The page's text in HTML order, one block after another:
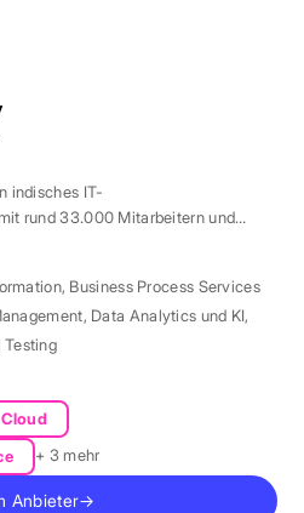
indisches IT-
rund 33.000 Mitarbeitern und
und KI.
, Business Process Services
, Data Analytics und KI,
Cloud
+ 3 mehr
Anbieter→